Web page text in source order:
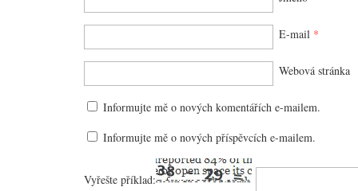
E-mail *
Webová stránka
Informujte mě o nových komentářích e-mailem.
Informujte mě o nových příspěvcích e-mailem.
Vyřešte příklad: